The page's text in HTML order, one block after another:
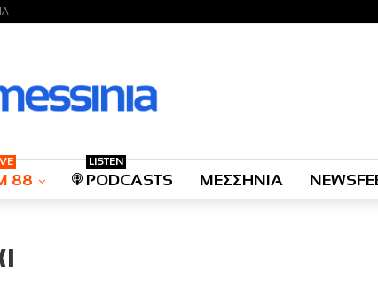
88 PODCASTS
LISTEN
ΜΕΣΣΗΝΙΑ